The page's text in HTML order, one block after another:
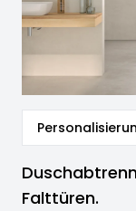
Falttüren.